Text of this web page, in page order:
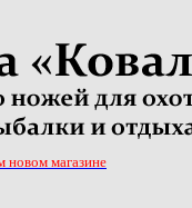
магазине